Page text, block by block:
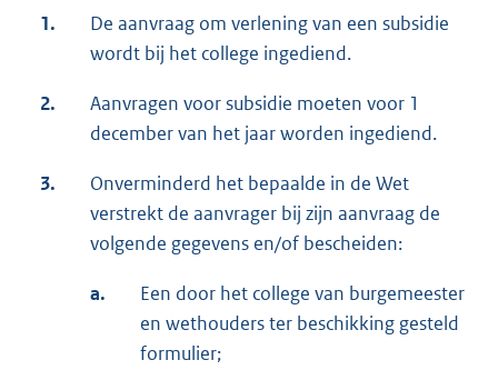
1.
De aanvraag om verlening van een subsidie
wordt bij het college ingediend.
2.
Aanvragen voor subsidie moeten voor 1
december van het jaar worden ingediend.
3.
Onverminderd het bepaalde in de Wet
verstrekt de aanvrager bij zijn aanvraag de
volgende gegevens en/of bescheiden:
a.
Een door het college van burgemeester
en wethouders ter beschikking gesteld
formulier;